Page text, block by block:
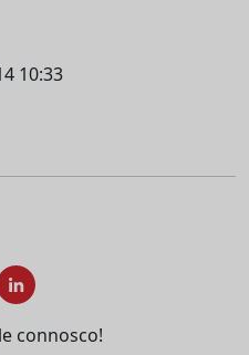
10:33
connosco!